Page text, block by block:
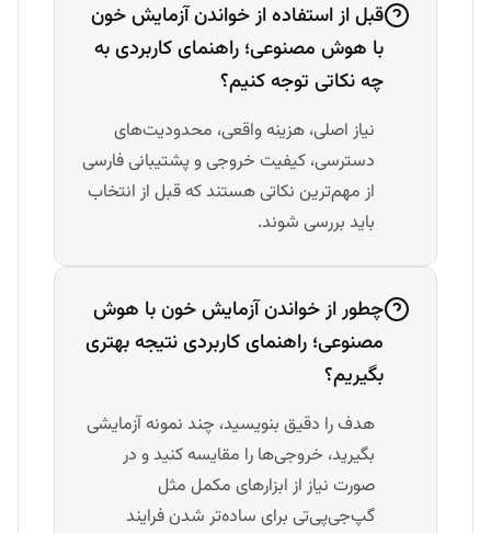
قبل از استفاده از خواندن آزمایش خون
با هوش مصنوعی؛ راهنمای کاربردی به
چه نکاتی توجه کنیم؟
نیاز اصلی، هزینه واقعی، محدودیت‌های
دسترسی، کیفیت خروجی و پشتیبانی فارسی
از مهم‌ترین نکاتی هستند که قبل از انتخاب
باید بررسی شوند.
چطور از خواندن آزمایش خون با هوش
مصنوعی؛ راهنمای کاربردی نتیجه بهتری
بگیریم؟
هدف را دقیق بنویسید، چند نمونه آزمایشی
بگیرید، خروجی‌ها را مقایسه کنید و در
صورت نیاز از ابزارهای مکمل مثل
گپ‌جی‌پی‌تی برای ساده‌تر شدن فرایند